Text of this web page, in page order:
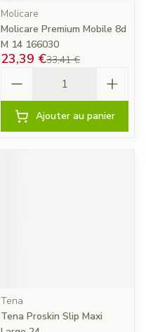
Molicare
Molicare Premium Mobile 8d
M 14 166030
33,41 €
23,39 €
Ajouter au panier
Tena
Tena Proskin Slip Maxi